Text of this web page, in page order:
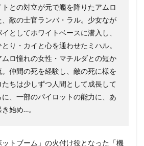
検索
トとの対立が元で艦を降りたアムロ
敵の士官ランバ・ラル。少女なが
としてホワイトベースに潜入し、
り・カイと心を通わせたミハル。
ムロ憧れの女性・マチルダとの短か
仲間の死を経験し、敵の死に様を
たちは少しずつ人間として成長して
に、一部のパイロットの能力に、あ
始め…。
トブーム」の火付け役となった「機